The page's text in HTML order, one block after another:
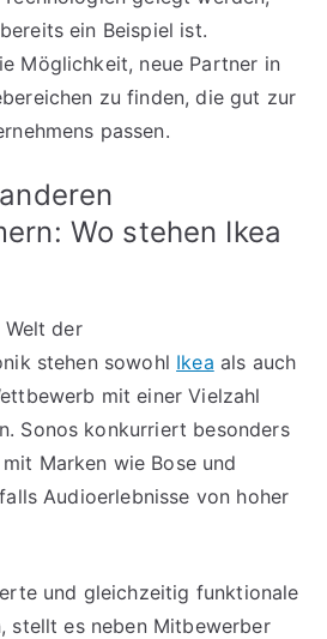
ein Beispiel ist.
Möglichkeit, neue Partner in
zu finden, die gut zur
passen.
Wo stehen Ikea
Welt der
stehen sowohl Ikea als auch
mit einer Vielzahl
Sonos konkurriert besonders
Marken wie Bose und
Audioerlebnisse von hoher
und gleichzeitig funktionale
stellt es neben Mitbewerber